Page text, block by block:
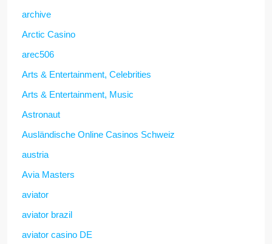
archive
Arctic Casino
arec506
Arts & Entertainment, Celebrities
Arts & Entertainment, Music
Astronaut
Ausländische Online Casinos Schweiz
austria
Avia Masters
aviator
aviator brazil
aviator casino DE